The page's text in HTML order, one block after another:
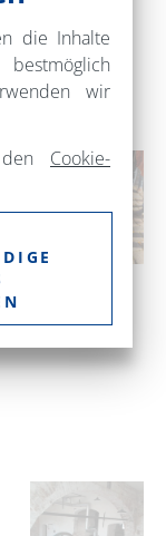
die Inhalte
wir
Cookie-